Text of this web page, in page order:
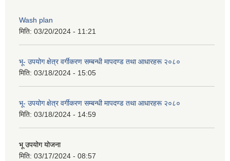
Wash plan
मिति: 03/20/2024 - 11:21
भू- उपयोग क्षेत्र वर्गीकरण सम्बन्धी मापदण्ड तथा आधारहरू २०८०
मिति: 03/18/2024 - 15:05
भू- उपयोग क्षेत्र वर्गीकरण सम्बन्धी मापदण्ड तथा आधारहरू २०८०
मिति: 03/18/2024 - 14:59
भू उपयोग योजना
मिति: 03/17/2024 - 08:57